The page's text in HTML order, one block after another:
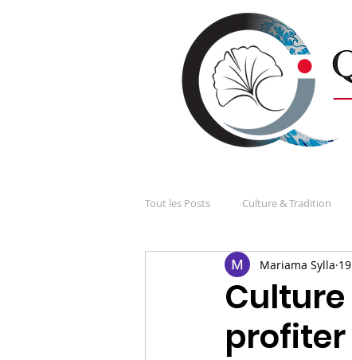
Tout les Posts Culture & Tradition
Les Japonais et la France Nos
Société, économie et politique
Culture
profiter
Mariama Sylla